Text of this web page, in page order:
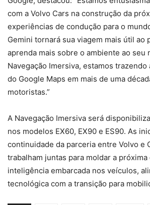
com a Volvo Cars na construção da
experiências de condução para o
Gemini tornará sua viagem mais útil ao
aprenda mais sobre o ambiente ao seu
Navegação Imersiva, estamos trazendo
do Google Maps em mais de uma
motoristas.”
A Navegação Imersiva será
nos modelos EX60, EX90 e ES90. As
continuidade da parceria entre Volvo e
trabalham juntas para moldar a próxima
inteligência embarcada nos veículos,
tecnológica com a transição para